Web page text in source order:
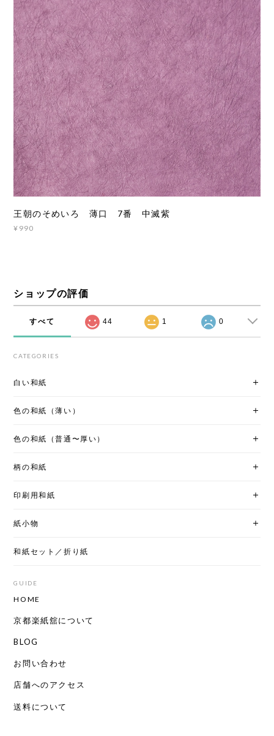
王朝のそめいろ 薄口 7番 中滅紫
¥990
ショップの評価
すべて 44 1 0
CATEGORIES
白い和紙
色の和紙（薄い）
色の和紙（普通〜厚い）
柄の和紙
印刷用和紙
紙小物
和紙セット／折り紙
GUIDE
HOME
京都楽紙舘について
BLOG
お問い合わせ
店舗へのアクセス
送料について